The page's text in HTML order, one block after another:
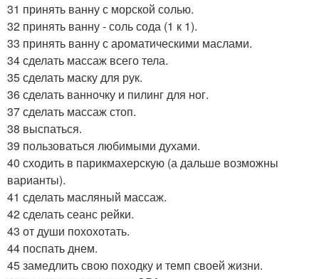
31 принять ванну с морской солью.
32 принять ванну - соль сода (1 к 1).
33 принять ванну с ароматическими маслами.
34 сделать массаж всего тела.
35 сделать маску для рук.
36 сделать ванночку и пилинг для ног.
37 сделать массаж стоп.
38 выспаться.
39 пользоваться любимыми духами.
40 сходить в парикмахерскую (а дальше возможны
варианты).
41 сделать масляный массаж.
42 сделать сеанс рейки.
43 от души похохотать.
44 поспать днем.
45 замедлить свою походку и темп своей жизни.